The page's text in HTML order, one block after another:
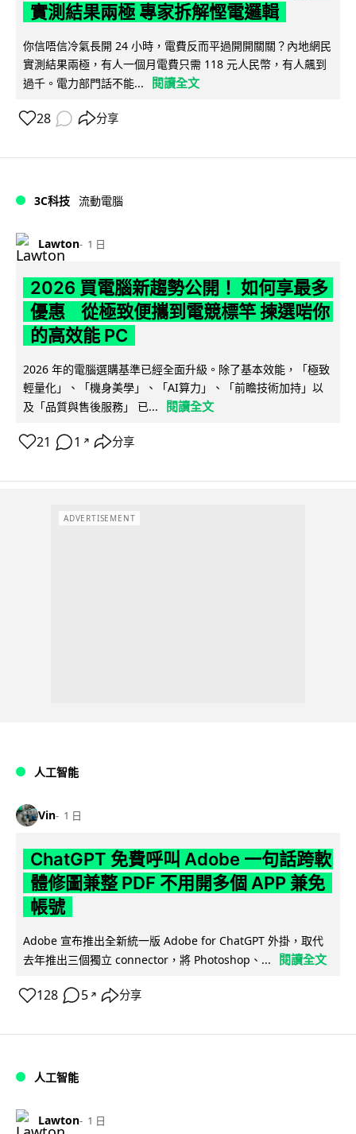
實測結果兩極 專家拆解慳電邏輯
你信唔信冷氣長開 24 小時，電費反而平過開開關關？內地網民
實測結果兩極，有人一個月電費只需 118 元人民幣，有人飆到
過千。電力部門話不能...
閱讀全文
28 分享
3C科技 流動電腦
Lawton 1 日
2026 買電腦新趨勢公開！ 如何享最多
優惠 從極致便攜到電競標竿 揀選啱你
的高效能 PC
2026 年的電腦選購基準已經全面升級。除了基本效能，「極致
輕量化」、「機身美學」、「AI算力」、「前瞻技術加持」以
及「品質與售後服務」 已...
閱讀全文
21 1 ↗ 分享
ADVERTISEMENT
人工智能
Vin 1 日
ChatGPT 免費呼叫 Adobe 一句話跨軟
體修圖兼整 PDF 不用開多個 APP 兼免
帳號
Adobe 宣布推出全新統一版 Adobe for ChatGPT 外掛，取代
去年推出三個獨立 connector，將 Photoshop、...
閱讀全文
128 5 ↗ 分享
人工智能
Lawton 1 日